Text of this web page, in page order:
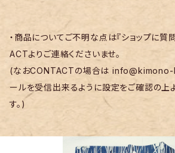
・商品についてご不明な点は『ショップに質
ACTよりご連絡くださいませ。
(なおCONTACTの場合はinfo@kimono-
ールを受信出来るように設定をご確認の上
す。)